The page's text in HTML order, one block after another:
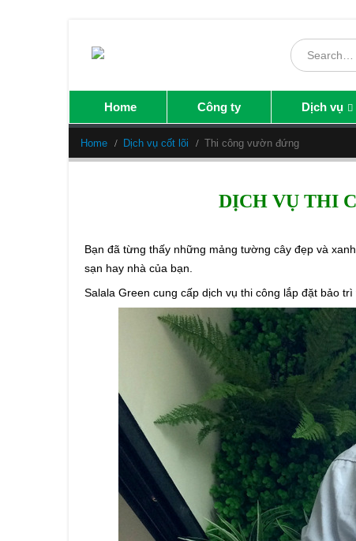
Home Công ty Dịch vụ
Home Dịch vụ cốt lõi Thi công vườn đứng
DỊCH VỤ THI
Bạn đã từng thấy những mảng tường cây đẹp và
sạn hay nhà của bạn.
Salala Green cung cấp dịch vụ thi công lắp đặt bảo trì